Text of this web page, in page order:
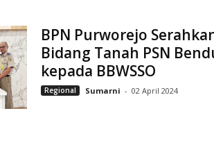
BPN Purworejo
Bidang Tanah PSN
kepada BBWSSO
Regional Sumarni - 02 April 2024